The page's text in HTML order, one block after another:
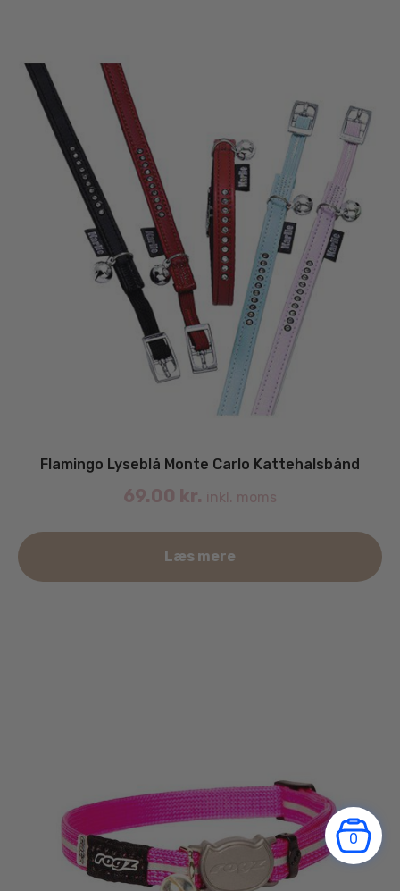
Flamingo Lyseblå Monte Carlo Kattehalsbånd
69.00 kr. inkl. moms
Læs mere
0